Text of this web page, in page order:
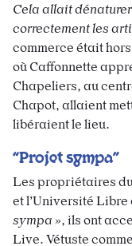
Cela allait
correctement les
commerce était hors
où Caffonnette
Chapeliers, au
Chapot, allaient
libéraient le lieu.
“Projet sympa”
Les propriétaires
et l’Université
sympa », ils ont
Live. Vétuste